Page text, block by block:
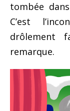
tombée
C’est
drôlement
remarque.